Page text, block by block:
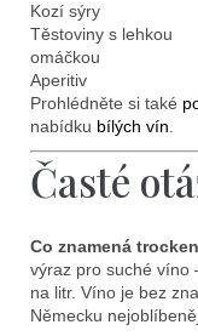
Kozí sýry
Těstoviny s lehkou
omáčkou
Aperitiv
Prohlédněte si také
nabídku bílých vín.
Časté
Co znamená
výraz pro suché víno
na litr. Víno je bez
Německu